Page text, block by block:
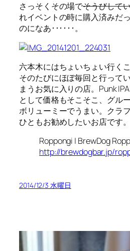
さっそくその場でそうびして
れイベントの時に購入済みだ
のになあ･･････。
六本木にはちょいちょい行く
そのたびにほぼ毎回と行って
まうお気に入りの店。Punk
として価格もそこそこ、グル
ボリューミーでうまい。クラ
ひともお勧めしたいお店です。
Roppongi | BrewDog
http://brewdogbar.jp/
2014/12/3 水曜日